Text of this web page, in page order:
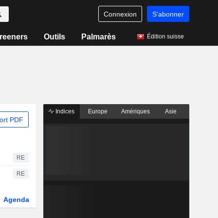
Connexion S'abonner
Outils Palmarès Édition suisse
PDF
RE
RE
Agenda
Indices Europe Amériques Asie